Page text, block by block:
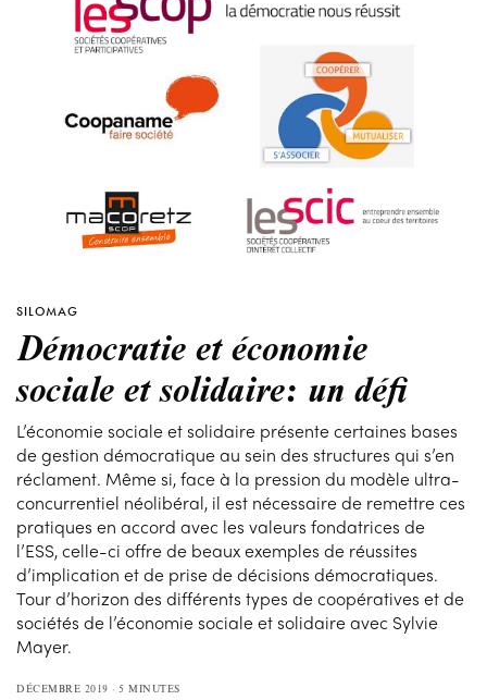
SILOMAG
Démocratie et économie
sociale et solidaire: un défi
L’économie sociale et solidaire présente certaines bases
de gestion démocratique au sein des structures qui s’en
réclament. Même si, face à la pression du modèle ultra-
concurrentiel néolibéral, il est nécessaire de remettre ces
pratiques en accord avec les valeurs fondatrices de
l’ESS, celle-ci offre de beaux exemples de réussites
d’implication et de prise de décisions démocratiques.
Tour d’horizon des différents types de coopératives et de
sociétés de l’économie sociale et solidaire avec Sylvie
Mayer.
DÉCEMBRE 2019 5 MINUTES